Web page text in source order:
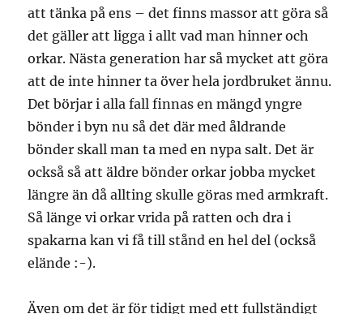
att tänka på ens – det finns massor att göra så
det gäller att ligga i allt vad man hinner och
orkar. Nästa generation har så mycket att göra
att de inte hinner ta över hela jordbruket ännu.
Det börjar i alla fall finnas en mängd yngre
bönder i byn nu så det där med åldrande
bönder skall man ta med en nypa salt. Det är
också så att äldre bönder orkar jobba mycket
längre än då allting skulle göras med armkraft.
Så länge vi orkar vrida på ratten och dra i
spakarna kan vi få till stånd en hel del (också
elände :-).
Även om det är för tidigt med ett fullständigt